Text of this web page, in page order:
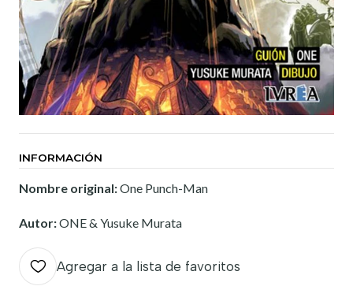
INFORMACIÓN
Nombre original:One Punch-Man
Autor:ONE & Yusuke Murata
Agregar a la lista de favoritos